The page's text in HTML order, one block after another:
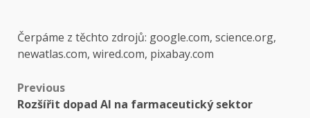
Čerpáme z těchto zdrojů: google.com, science.org,
newatlas.com, wired.com, pixabay.com
Post
Previous
Rozšířit dopad AI na farmaceutický sektor